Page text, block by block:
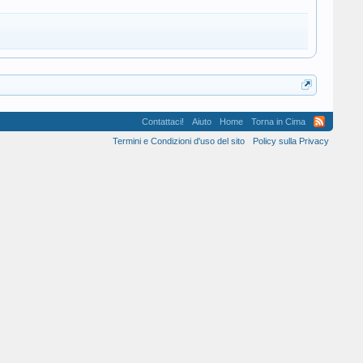
Contattaci! Aiuto Home
Torna in Cima
Termini e Condizioni d'uso del sito
Policy sulla Privacy